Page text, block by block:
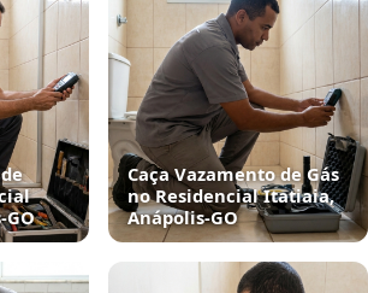
Caça Vazamento de Gás
no Residencial Itatiaia,
Anápolis‑GO